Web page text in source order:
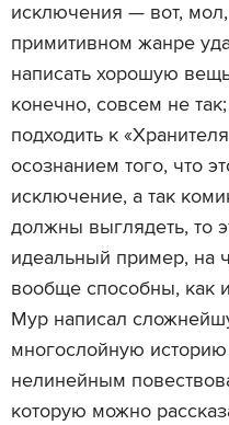
исключения — вот,
примитивном жанре
написать хорошую
конечно, совсем не
подходить к
осознанием того, что
исключение, а так
должны выглядеть, то
идеальный пример, на
вообще способны, как
Мур написал
многослойную
нелинейным
которую можно